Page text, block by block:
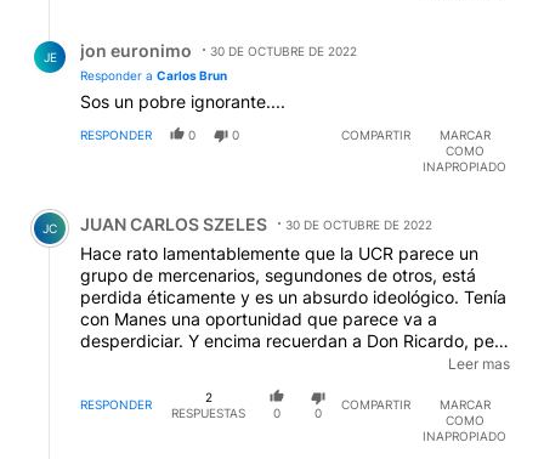
JE jon euronimo
30 DE OCTUBRE DE 2022
Responder a Carlos Brun
Sos un pobre ignorante....
RESPONDER 0 0 COMPARTIR
MARCAR
COMO
INAPROPIADO
Comentario de JUAN CARLOS SZELES.
JC JUAN CARLOS SZELES 30 DE OCTUBRE DE 2022
Hace rato lamentablemente que la UCR parece un
grupo de mercenarios, segundones de otros, está
perdida éticamente y es un absurdo ideológico. Tenía
con Manes una oportunidad que parece va a
desperdiciar. Y encima recuerdan a Don Ricardo, pero
obviamente solo lo usan por su significado histórico
relevante, porque de su pensamiento y ejemplo, nada
de nada....
Leer mas
RESPONDER
2
RESPUESTAS
0 0
COMPARTIR
MARCAR
COMO
INAPROPIADO